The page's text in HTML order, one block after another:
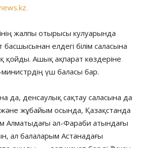
жалпы отырысы кулуарында
басшысынан елдегі білім саласына
қойды. Ашық ақпарат көздеріне
үш баласы бар.
да, денсаулық сақтау саласына да
жұбайым осында, Қазақстанда
Алматыдағы әл-Фараби атындағы
ал балаларым Астанадағы